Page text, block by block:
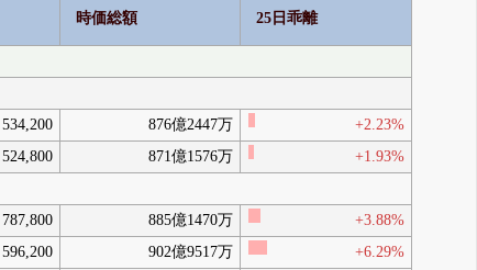
ンパニー(Fid…（0.32%） 6月 22, 2026
G （IR情報）16:00 執行役員の人事異動に関するお知
エフアイエーエムエルエルシー(FIAM
マネジメントユーケ…（0.47%）
ネジメントアンドリサーチカンパニー…
（4.86%）
フィデリティマネジメントトラストカ
ンパニー(Fid…（0.27%）
株（0%）-0.92%義務消失 5月 29, 2026
（空売り報告）Barclays Capital Securities Ltd
1,178,528株（0.92%）+0.03%
Barclays Capital Securities Ltd
時価総額 25日乖離
534,200 876億2447万
+2.23%
524,800 871億1576万
+1.93%
787,800 885億1470万
+3.88%
596,200 902億9517万
+6.29%